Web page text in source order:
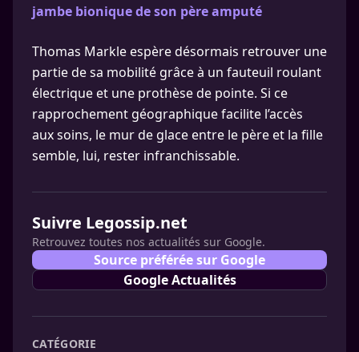
jambe bionique de son père amputé
Thomas Markle espère désormais retrouver une
partie de sa mobilité grâce à un fauteuil roulant
électrique et une prothèse de pointe. Si ce
rapprochement géographique facilite l’accès
aux soins, le mur de glace entre le père et la fille
semble, lui, rester infranchissable.
Suivre Legossip.net
Retrouvez toutes nos actualités sur Google.
Source préférée sur Google
Google Actualités
CATÉGORIE